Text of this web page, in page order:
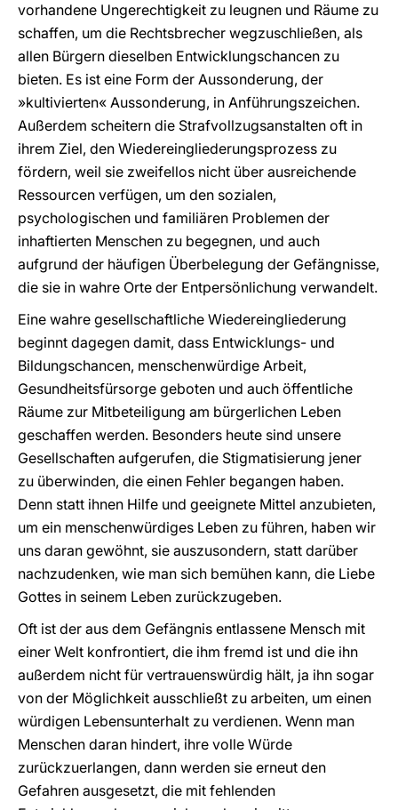
vorhandene Ungerechtigkeit zu leugnen und Räume zu
schaffen, um die Rechtsbrecher wegzuschließen, als
allen Bürgern dieselben Entwicklungschancen zu
bieten. Es ist eine Form der Aussonderung, der
»kultivierten« Aussonderung, in Anführungszeichen.
Außerdem scheitern die Strafvollzugsanstalten oft in
ihrem Ziel, den Wiedereingliederungsprozess zu
fördern, weil sie zweifellos nicht über ausreichende
Ressourcen verfügen, um den sozialen,
psychologischen und familiären Problemen der
inhaftierten Menschen zu begegnen, und auch
aufgrund der häufigen Überbelegung der Gefängnisse,
die sie in wahre Orte der Entpersönlichung verwandelt.
Eine wahre gesellschaftliche Wiedereingliederung
beginnt dagegen damit, dass Entwicklungs- und
Bildungschancen, menschenwürdige Arbeit,
Gesundheitsfürsorge geboten und auch öffentliche
Räume zur Mitbeteiligung am bürgerlichen Leben
geschaffen werden. Besonders heute sind unsere
Gesellschaften aufgerufen, die Stigmatisierung jener
zu überwinden, die einen Fehler begangen haben.
Denn statt ihnen Hilfe und geeignete Mittel anzubieten,
um ein menschenwürdiges Leben zu führen, haben wir
uns daran gewöhnt, sie auszusondern, statt darüber
nachzudenken, wie man sich bemühen kann, die Liebe
Gottes in seinem Leben zurückzugeben.
Oft ist der aus dem Gefängnis entlassene Mensch mit
einer Welt konfrontiert, die ihm fremd ist und die ihn
außerdem nicht für vertrauenswürdig hält, ja ihn sogar
von der Möglichkeit ausschließt zu arbeiten, um einen
würdigen Lebensunterhalt zu verdienen. Wenn man
Menschen daran hindert, ihre volle Würde
zurückzuerlangen, dann werden sie erneut den
Gefahren ausgesetzt, die mit fehlenden